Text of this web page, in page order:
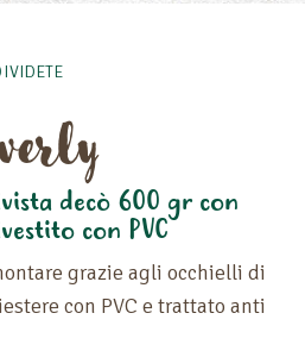
decò 600 gr con
con PVC
grazie agli occhielli di
con PVC e trattato anti